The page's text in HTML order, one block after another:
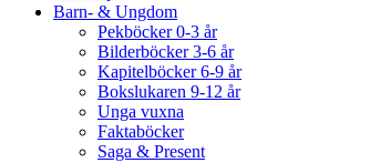
Barn- & Ungdom
Pekböcker 0-3 år
Bilderböcker 3-6 år
Kapitelböcker 6-9 år
Bokslukaren 9-12 år
Unga vuxna
Faktaböcker
Saga & Present